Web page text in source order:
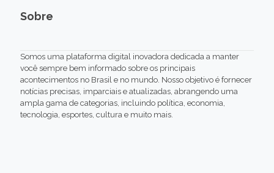
Sobre
Somos uma plataforma digital inovadora dedicada a manter
você sempre bem informado sobre os principais
acontecimentos no Brasil e no mundo. Nosso objetivo é fornecer
notícias precisas, imparciais e atualizadas, abrangendo uma
ampla gama de categorias, incluindo política, economia,
tecnologia, esportes, cultura e muito mais.